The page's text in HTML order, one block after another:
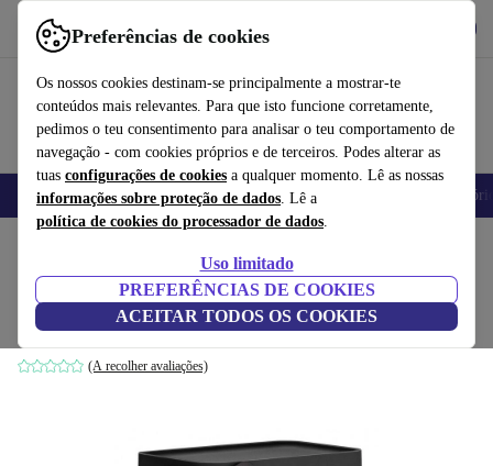
Preferências de cookies
Os nossos cookies destinam-se principalmente a mostrar-te
conteúdos mais relevantes. Para que isto funcione corretamente,
pedimos o teu consentimento para analisar o teu comportamento de
navegação - com cookies próprios e de terceiros. Podes alterar as
tuas configurações de cookies a qualquer momento. Lê as nossas
informações sobre proteção de dados. Lê a
política de cookies do processador de dados.
Uso limitado
PREFERÊNCIAS DE COOKIES
ACEITAR TODOS OS COOKIES
Use o refurbed de forma rápida e fácil
Telemóveis Computadores Portáteis Tablets
Bang & Olufsen BeoPlay Beolit 17
Cinzento
(A recolher avaliações)